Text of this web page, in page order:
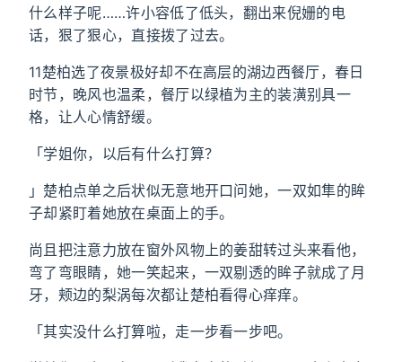
什么样子呢……许小容低了低头，翻出来倪姗的电
话，狠了狠心，直接拨了过去。
11楚柏选了夜景极好却不在高层的湖边西餐厅，春日
时节，晚风也温柔，餐厅以绿植为主的装潢别具一
格，让人心情舒缓。
「学姐你，以后有什么打算？
」楚柏点单之后状似无意地开口问她，一双如隼的眸
子却紧盯着她放在桌面上的手。
尚且把注意力放在窗外风物上的姜甜转过头来看他，
弯了弯眼睛，她一笑起来，一双剔透的眸子就成了月
牙，颊边的梨涡每次都让楚柏看得心痒痒。
「其实没什么打算啦，走一步看一步吧。